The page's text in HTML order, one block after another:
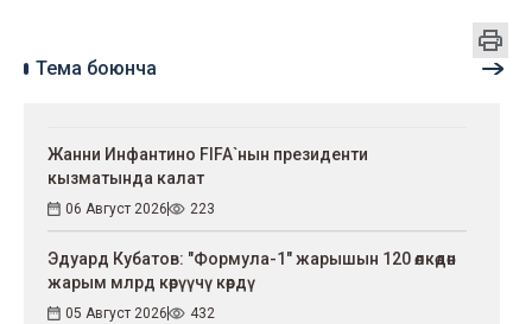
Тема боюнча
Жанни Инфантино FIFA`нын президенти
кызматында калат
06 Август 2026 223
Эдуард Кубатов: "Формула-1" жарышын 120 өлкөдөн
жарым млрд көрүүчү көрдү
05 Август 2026 432